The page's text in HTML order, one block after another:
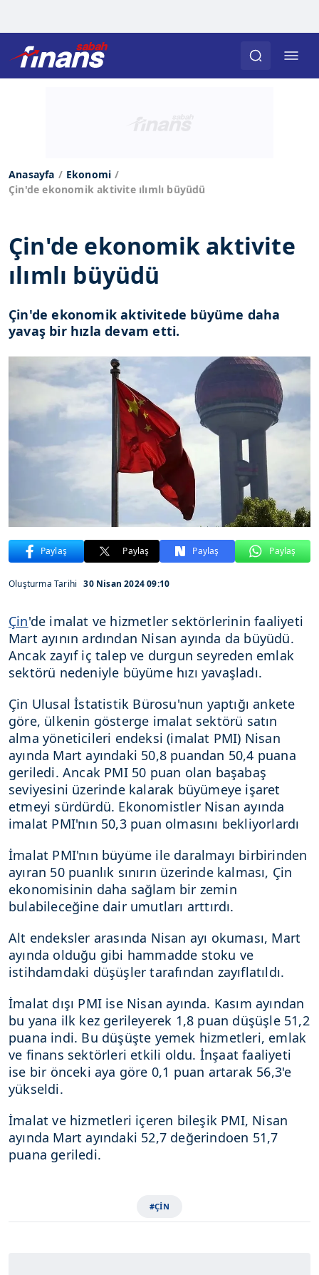
Anasayfa
Ekonomi
Çin'de ekonomik aktivite ılımlı büyüdü
Çin'de ekonomik aktivite
ılımlı büyüdü
Çin'de ekonomik aktivitede büyüme daha
yavaş bir hızla devam etti.
Paylaş Paylaş Paylaş Paylaş
Oluşturma Tarihi 30 Nisan 2024 09:10
Çin'de imalat ve hizmetler sektörlerinin faaliyeti
Mart ayının ardından Nisan ayında da büyüdü.
Ancak zayıf iç talep ve durgun seyreden emlak
sektörü nedeniyle büyüme hızı yavaşladı.
Çin Ulusal İstatistik Bürosu'nun yaptığı ankete
göre, ülkenin gösterge imalat sektörü satın
alma yöneticileri endeksi (imalat PMI) Nisan
ayında Mart ayındaki 50,8 puandan 50,4 puana
geriledi. Ancak PMI 50 puan olan başabaş
seviyesini üzerinde kalarak büyümeye işaret
etmeyi sürdürdü. Ekonomistler Nisan ayında
imalat PMI'nın 50,3 puan olmasını bekliyorlardı
İmalat PMI'nın büyüme ile daralmayı birbirinden
ayıran 50 puanlık sınırın üzerinde kalması, Çin
ekonomisinin daha sağlam bir zemin
bulabileceğine dair umutları arttırdı.
Alt endeksler arasında Nisan ayı okuması, Mart
ayında olduğu gibi hammadde stoku ve
istihdamdaki düşüşler tarafından zayıflatıldı.
İmalat dışı PMI ise Nisan ayında. Kasım ayından
bu yana ilk kez gerileyerek 1,8 puan düşüşle 51,2
puana indi. Bu düşüşte yemek hizmetleri, emlak
ve finans sektörleri etkili oldu. İnşaat faaliyeti
ise bir önceki aya göre 0,1 puan artarak 56,3'e
yükseldi.
İmalat ve hizmetleri içeren bileşik PMI, Nisan
ayında Mart ayındaki 52,7 değerindoen 51,7
puana geriledi.
#ÇİN